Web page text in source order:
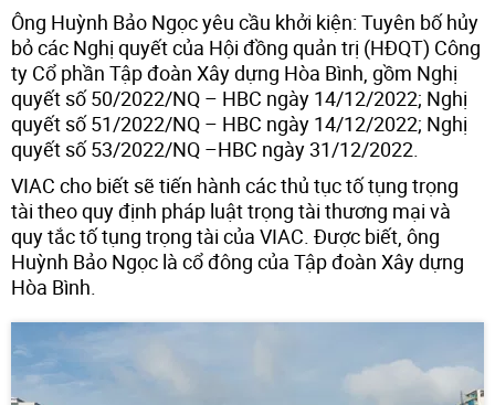
Ông Huỳnh Bảo Ngọc yêu cầu khởi kiện: Tuyên bố hủy
bỏ các Nghị quyết của Hội đồng quản trị (HĐQT) Công
ty Cổ phần Tập đoàn Xây dựng Hòa Bình, gồm Nghị
quyết số 50/2022/NQ – HBC ngày 14/12/2022; Nghị
quyết số 51/2022/NQ – HBC ngày 14/12/2022; Nghị
quyết số 53/2022/NQ –HBC ngày 31/12/2022.
VIAC cho biết sẽ tiến hành các thủ tục tố tụng trọng
tài theo quy định pháp luật trọng tài thương mại và
quy tắc tố tụng trọng tài của VIAC. Được biết, ông
Huỳnh Bảo Ngọc là cổ đông của Tập đoàn Xây dựng
Hòa Bình.